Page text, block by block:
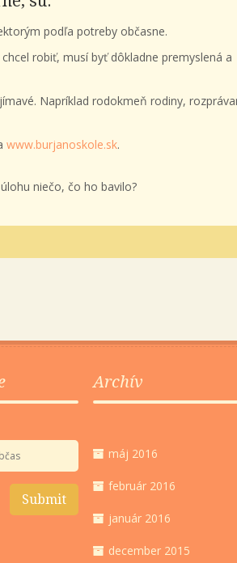
podľa potreby občasne.
robiť, musí byť dôkladne premyslená a
Napríklad rodokmeň rodiny,
www.burjanoskole.sk.
niečo, čo ho bavilo?
Archív
máj 2016
február 2016
január 2016
december 2015